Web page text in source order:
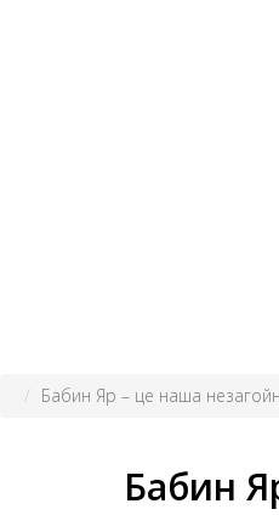
Бабин Яр – це наша
Бабин